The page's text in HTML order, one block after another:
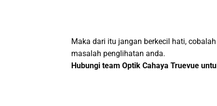
Maka dari itu jangan berkecil hati,
masalah penglihatan anda.
Hubungi team Optik Cahaya Truevue